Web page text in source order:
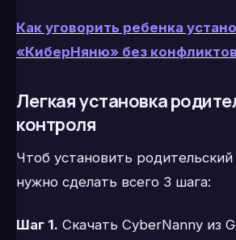
Как уговорить ребенка
«КиберНяню» без конфликтов
Легкая установка
контроля
Чтоб установить
нужно сделать всего 3 шага:
Шаг 1. Скачать CyberNanny из